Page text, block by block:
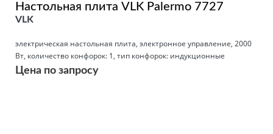
Настольная плита VLK Palermo 7727
VLK
электрическая настольная плита, электронное управление, 2000
Вт, количество конфорок: 1, тип конфорок: индукционные
Цена по запросу